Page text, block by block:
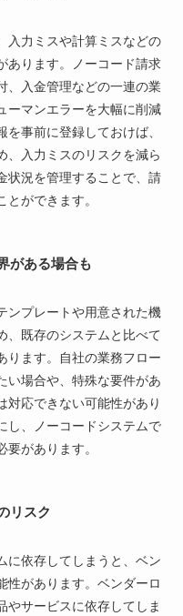
入力ミスや計算ミスなどの
あります。ノーコード請求
、入金管理などの一連の業
ーマンエラーを大幅に削減
事前に登録しておけば、
、入力ミスのリスクを減ら
状況を管理することで、請
ができます。
がある場合も
ンプレートや用意された機
、既存のシステムと比べて
ります。自社の業務フロー
い場合や、特殊な要件があ
対応できない可能性があり
し、ノーコードシステムで
があります。
リスク
に依存してしまうと、ベン
性があります。ベンダーロ
やサービスに依存してしま